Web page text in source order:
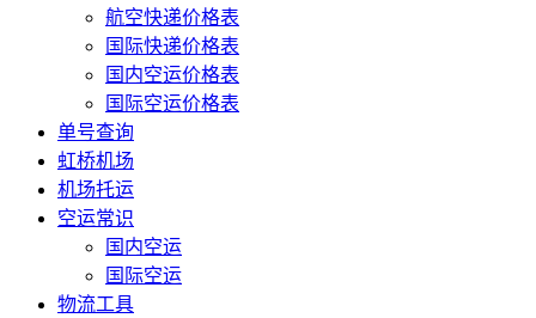
航空快递价格表
国际快递价格表
国内空运价格表
国际空运价格表
单号查询
虹桥机场
机场托运
空运常识
国内空运
国际空运
物流工具